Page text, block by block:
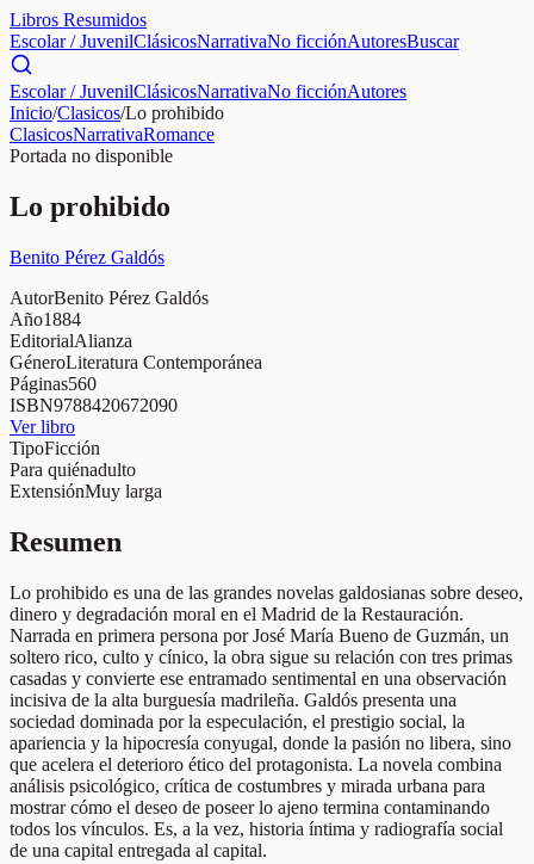
Libros Resumidos
Escolar / JuvenilClásicosNarrativaNo ficciónAutoresBuscar
Escolar / JuvenilClásicosNarrativaNo ficciónAutores
Inicio/Clasicos/Lo prohibido
ClasicosNarrativaRomance
Portada no disponible
Lo prohibido
Benito Pérez Galdós
AutorBenito Pérez Galdós
Año1884
EditorialAlianza
GéneroLiteratura Contemporánea
Páginas560
ISBN9788420672090
Ver libro
TipoFicción
Para quiénadulto
ExtensiónMuy larga
Resumen
Lo prohibido es una de las grandes novelas galdosianas sobre deseo,
dinero y degradación moral en el Madrid de la Restauración.
Narrada en primera persona por José María Bueno de Guzmán, un
soltero rico, culto y cínico, la obra sigue su relación con tres primas
casadas y convierte ese entramado sentimental en una observación
incisiva de la alta burguesía madrileña. Galdós presenta una
sociedad dominada por la especulación, el prestigio social, la
apariencia y la hipocresía conyugal, donde la pasión no libera, sino
que acelera el deterioro ético del protagonista. La novela combina
análisis psicológico, crítica de costumbres y mirada urbana para
mostrar cómo el deseo de poseer lo ajeno termina contaminando
todos los vínculos. Es, a la vez, historia íntima y radiografía social
de una capital entregada al capital.